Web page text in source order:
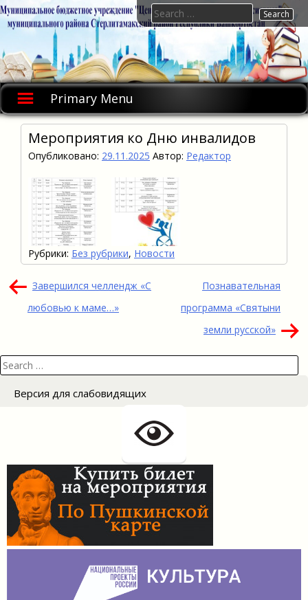
Skip
to
Primary Menu
Search
for:
Мероприятия ко Дню инвалидов
Опубликовано: 29.11.2025 Автор: Редактор
Рубрики: Без рубрики, Новости
Навигация
по
Завершился челлендж «С
любовью к маме…»
Познавательная
программа «Святыни
земли русской»
Search
for:
Версия для слабовидящих